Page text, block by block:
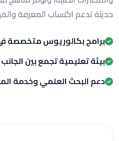
حديثة تدعم اكتساب المعرفة
برامج بكالوريوس متخصصة في
بيئة تعليمية تجمع بين
دعم البحث العلمي وخدمة